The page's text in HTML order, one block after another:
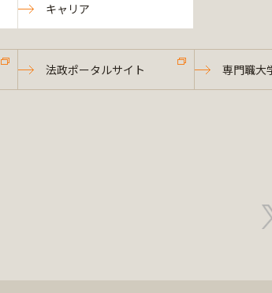
キャリア
法政ポータルサイト 専門職大